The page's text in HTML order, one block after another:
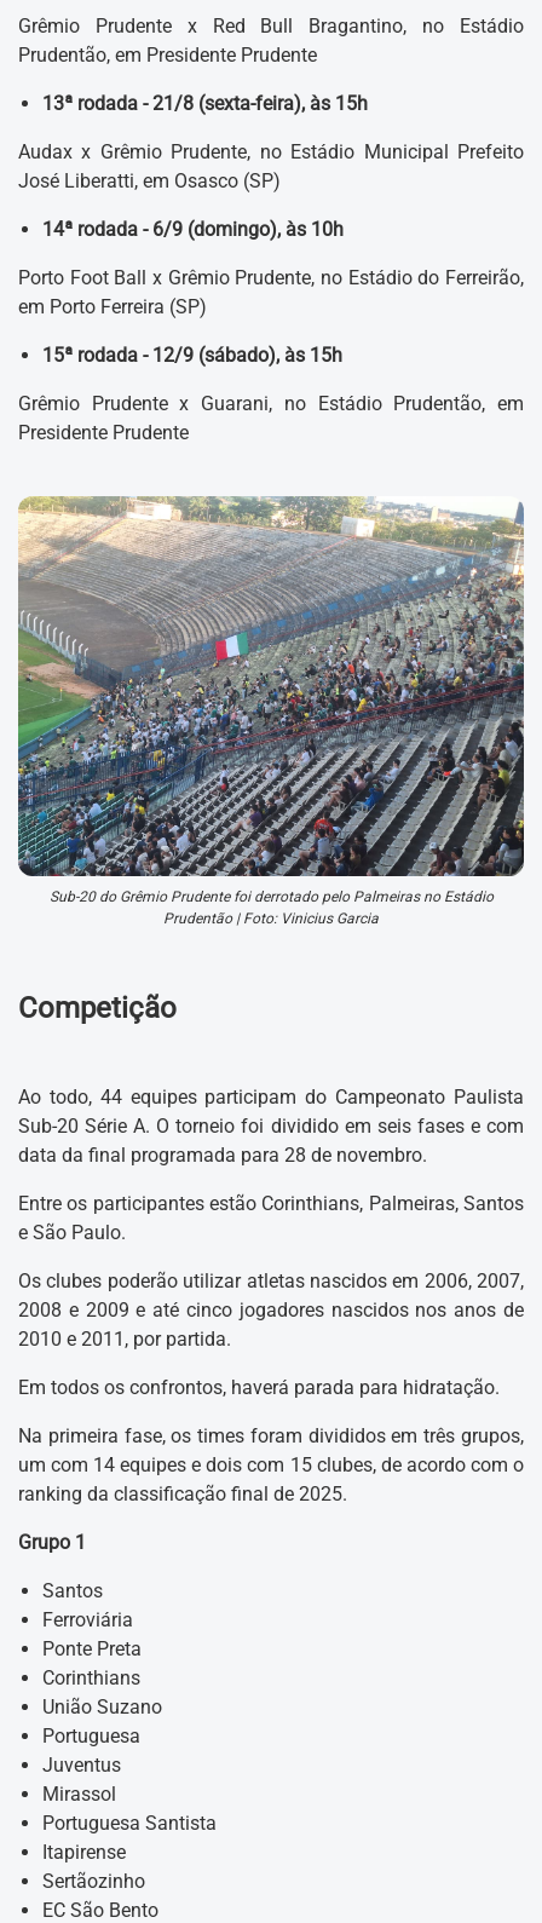
Grêmio Prudente x Red Bull Bragantino, no Estádio
Prudentão, em Presidente Prudente
13ª rodada - 21/8 (sexta-feira), às 15h
Audax x Grêmio Prudente, no Estádio Municipal Prefeito
José Liberatti, em Osasco (SP)
14ª rodada - 6/9 (domingo), às 10h
Porto Foot Ball x Grêmio Prudente, no Estádio do Ferreirão,
em Porto Ferreira (SP)
15ª rodada - 12/9 (sábado), às 15h
Grêmio Prudente x Guarani, no Estádio Prudentão, em
Presidente Prudente
Sub-20 do Grêmio Prudente foi derrotado pelo Palmeiras no Estádio
Prudentão | Foto: Vinicius Garcia
Competição
Ao todo, 44 equipes participam do Campeonato Paulista
Sub-20 Série A. O torneio foi dividido em seis fases e com
data da final programada para 28 de novembro.
Entre os participantes estão Corinthians, Palmeiras, Santos
e São Paulo.
Os clubes poderão utilizar atletas nascidos em 2006, 2007,
2008 e 2009 e até cinco jogadores nascidos nos anos de
2010 e 2011, por partida.
Em todos os confrontos, haverá parada para hidratação.
Na primeira fase, os times foram divididos em três grupos,
um com 14 equipes e dois com 15 clubes, de acordo com o
ranking da classificação final de 2025.
Grupo 1
Santos
Ferroviária
Ponte Preta
Corinthians
União Suzano
Portuguesa
Juventus
Mirassol
Portuguesa Santista
Itapirense
Sertãozinho
EC São Bento